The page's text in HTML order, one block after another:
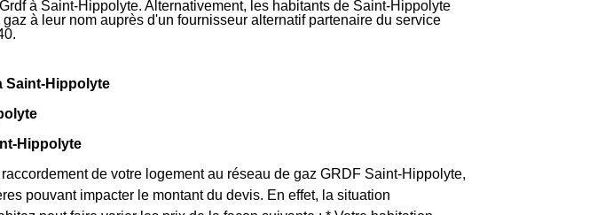
à Saint-Hippolyte. Alternativement, les habitants de Saint-Hippolyte
à leur nom auprès d'un fournisseur alternatif partenaire du service
Saint-Hippolyte
Hippolyte
de votre logement au réseau de gaz GRDF Saint-Hippolyte,
pouvant impacter le montant du devis. En effet, la situation